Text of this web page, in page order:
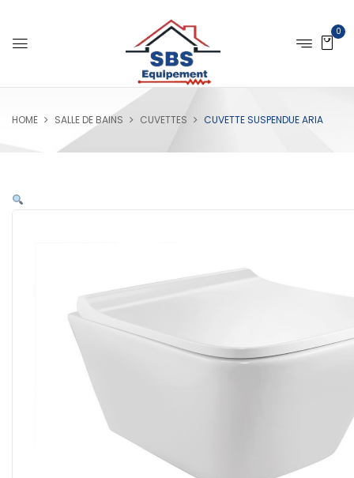
0
HOME SALLE DE BAINS CUVETTES CUVETTE SUSPENDUE ARIA